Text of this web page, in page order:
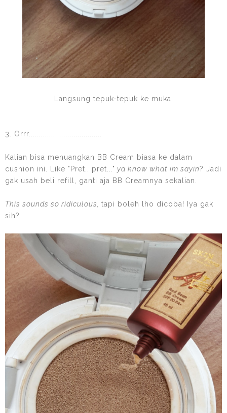
Langsung tepuk-tepuk ke muka.
3. Orrr....................................
Kalian bisa menuangkan BB Cream biasa ke dalam
cushion ini. Like "Pret.. pret..." ya know what im sayin? Jadi
gak usah beli refill, ganti aja BB Creamnya sekalian.
This sounds so ridiculous, tapi boleh lho dicoba! Iya gak
sih?